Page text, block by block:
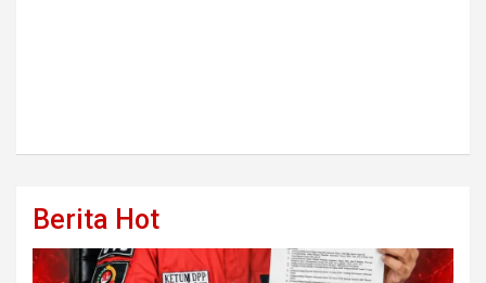
Berita Hot